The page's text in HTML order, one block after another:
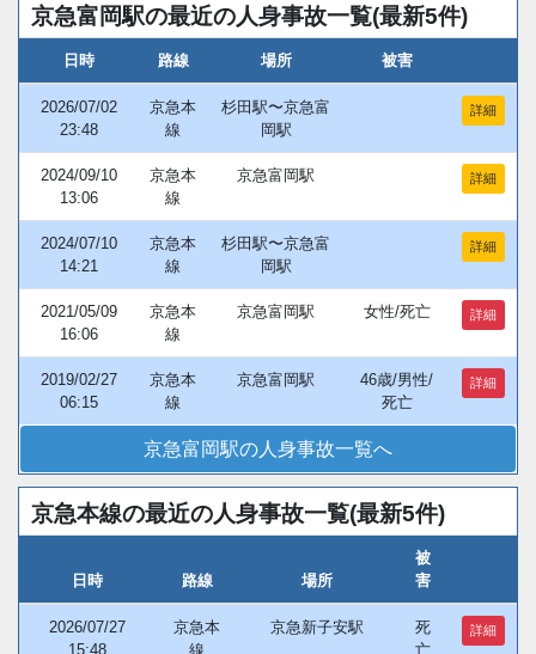
京急富岡駅の最近の人身事故一覧(最新5件)
日時 路線 場所 被害
2026/07/02
23:48
京急本
線
杉田駅〜京急富
岡駅
詳細
2024/09/10
13:06
京急本
線
京急富岡駅 詳細
2024/07/10
14:21
京急本
線
杉田駅〜京急富
岡駅
詳細
2021/05/09
16:06
京急本
線
京急富岡駅 女性/死亡 詳細
2019/02/27
06:15
京急本
線
京急富岡駅
46歳/男性/
死亡
詳細
京急富岡駅の人身事故一覧へ
京急本線の最近の人身事故一覧(最新5件)
日時 路線 場所
被
害
2026/07/27
15:48
京急本
線
京急新子安駅
死
亡
詳細